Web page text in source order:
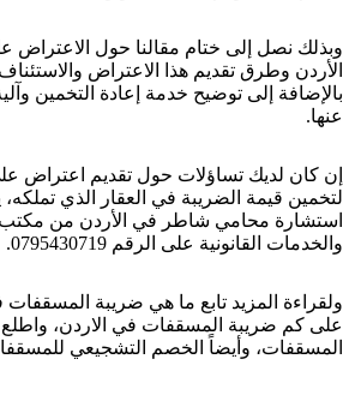
وبذلك نصل إلى ختام مقالنا حول
الأردن وطرق تقديم هذا الاعتراض
بالإضافة إلى توضيح خدمة إعادة التخمين
عنها.
إن كان لديك تساؤلات حول تقديم اعتراض
لتخمين قيمة الضريبة في العقار الذي
استشارة محامي شاطر في الأردن من مكتب
والخدمات القانونية على الرقم 0795430719
.
ولقراءة المزيد تابع ما هي ضريبة المسقفات
على كم ضريبة المسقفات في الاردن،
المسقفات، وأيضاً الخصم التشجيعي